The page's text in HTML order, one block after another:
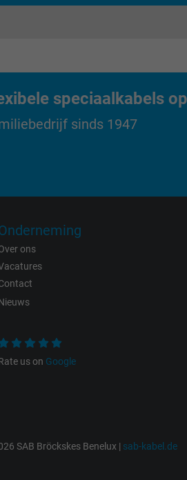
Name
speciaalkabels
sinds 1947
ons
us on Google
SAB Bröckskes Benelux | sab-kabel.de